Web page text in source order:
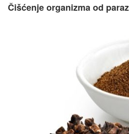
Čišćenje organizma od